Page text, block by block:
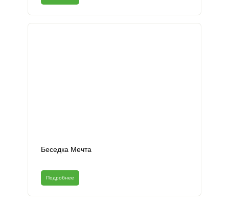
Беседка Мечта
Подробнее